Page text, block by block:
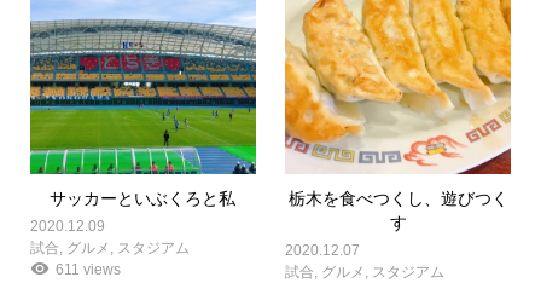
サッカーといぶくろと私
2020.12.09
試合 グルメ
スタジアム
611 views
栃木を食べつくし、遊びつく
す
2020.12.07
試合 グルメ
スタジアム